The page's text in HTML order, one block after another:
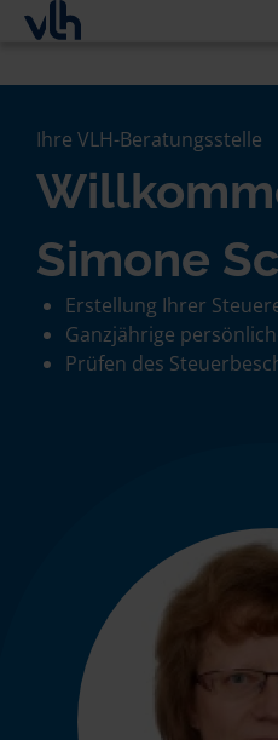
Ihre VLH-Beratungsstelle
Simone
Erstellung Ihrer
Ganzjährige
Prüfen des